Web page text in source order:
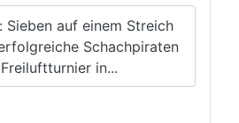
Sieben auf einem Streich
Schachpiraten
in...